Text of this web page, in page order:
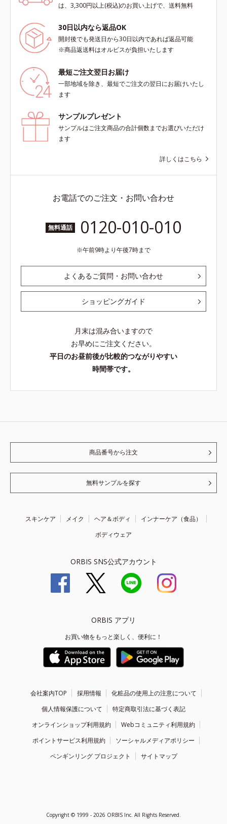
は、3,300円以上(税込)のお買い上げで、送料無料
30日以内なら返品OK
開封後でも発送日から30日以内であれば返品可能
※商品返送料はオルビスが負担いたします
最短ご注文翌日お届け
一部地域を除き、最短でご注文の翌日にお届けいたし
ます
サンプルプレゼント
サンプルはご注文商品の合計個数までお選びいただけ
ます
詳しくはこちら
お電話でのご注文・お問い合わせ
無料通話 0120-010-010
午前9時より午後7時まで
よくあるご質問・お問い合わせ
ショッピングガイド
月末は混み合いますので
お早めにご注文ください。
平日のお昼前後が比較的つながりやすい
時間帯です。
商品番号から注文
無料サンプルを探す
スキンケア メイク ヘア＆ボディ
インナーケア（食品）
ボディウェア
ORBIS SNS公式アカウント
ORBIS アプリ
お買い物をもっと楽しく、便利に！
会社案内TOP 採用情報
化粧品の使用上の注意について
個人情報保護について
特定商取引法に基づく表記
オンラインショップ利用規約
Webコミュニティ利用規約
ポイントサービス利用規約
ソーシャルメディアポリシー
ペンギンリング プロジェクト
サイトマップ
Copyright © 1999 - 2026 ORBIS Inc. All Rights Reserved.